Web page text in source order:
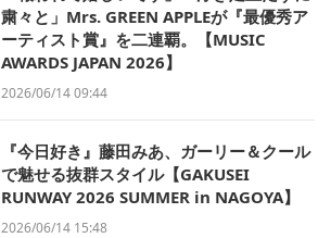
粛々と」Mrs. GREEN APPLEが『最優秀ア
ーティスト賞』を二連覇。【MUSIC
AWARDS JAPAN 2026】
2026/06/14 09:44
『今日好き』藤田みあ、ガーリー＆クール
で魅せる抜群スタイル【GAKUSEI
RUNWAY 2026 SUMMER in NAGOYA】
2026/06/14 15:48